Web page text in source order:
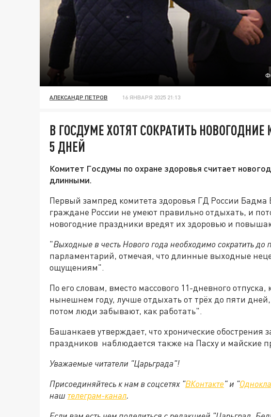
АЛЕКСАНДР ПЕТРОВ 16 ЯНВАРЯ 2025 21:13
В ГОСДУМЕ ХОТЯТ СОКРАТИТЬ
5 ДНЕЙ
Комитет Госдумы по охране здоровья считает
длинными.
Первый зампред комитета здоровья ГД России Бадма
граждане России не умеют правильно отдыхать, и
новогодние праздники вредят их здоровью и
"Выходные в честь Нового года необходимо сократить до
парламентарий, отмечая, что длинные выходные
ощущениям".
По его словам, вместо массового 11-дневного отпуска,
нынешнем году, лучше отдыхать от трёх до пяти
потом люди забывают, как работать".
Башанкаев утверждает, что хронические обострения
праздников наблюдается также на Пасху и майские
Уважаемые читатели "Царьграда"!
Присоединяйтесь к нам в соцсетях "ВКонтакте" и "
наш телеграм-канал.